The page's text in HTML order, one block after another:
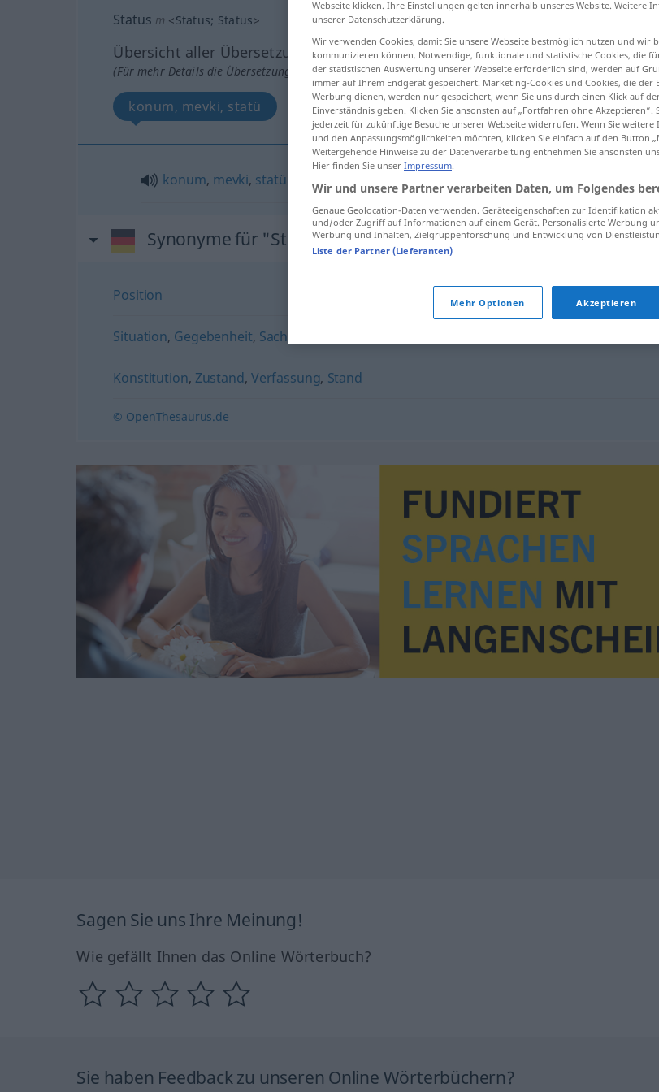
Status m <Status; Status>
Übersicht aller Übersetzungen
(Für mehr Details die Übersetzung anklicken/antippen)
konum, mevki, statü
konum, mevki, statü Status
Synonyme für "Status"
Position
Situation, Gegebenheit, Sachverhalt
Konstitution, Zustand, Verfassung, Stand
© OpenThesaurus.de
Sagen Sie uns Ihre Meinung!
Wie gefällt Ihnen das Online Wörterbuch?
Sie haben Feedback zu unseren Online Wörterbüchern?
Webseite klicken. Ihre Einstellungen gelten innerhalb unseres Website. Weitere
unserer Datenschutzerklärung.
Wir verwenden Cookies, damit Sie unsere Webseite bestmöglich nutzen und wir
kommunizieren können. Notwendige, funktionale und statistische Cookies, die
der statistischen Auswertung unserer Webseite erforderlich sind, werden auf
immer auf Ihrem Endgerät gespeichert. Marketing-Cookies und Cookies, die
Werbung dienen, werden nur gespeichert, wenn Sie uns durch einen Klick auf
Einverständnis geben. Klicken Sie ansonsten auf „Fortfahren ohne
jederzeit für zukünftige Besuche unserer Webseite widerrufen. Wenn Sie
und den Anpassungsmöglichkeiten möchten, klicken Sie einfach auf den Button
Weitergehende Hinweise zu der Datenverarbeitung entnehmen Sie ansonsten
Hier finden Sie unser Impressum.
Wir und unsere Partner verarbeiten Daten, um Folgendes
Genaue Geolocation-Daten verwenden. Geräteeigenschaften zur Identifikation
und/oder Zugriff auf Informationen auf einem Gerät. Personalisierte Werbung
Werbung und Inhalten, Zielgruppenforschung und Entwicklung von
Liste der Partner (Lieferanten)
Mehr Optionen Akzeptieren